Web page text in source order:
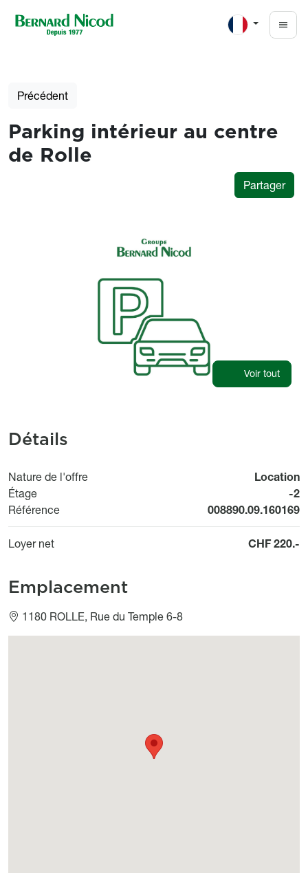
Précédent
Parking intérieur au centre
de Rolle
Partager
Voir tout
Détails
Nature de l'offre
Location
Étage
-2
Référence
008890.09.160169
Loyer net CHF 220.-
Emplacement
1180 ROLLE, Rue du Temple 6-8